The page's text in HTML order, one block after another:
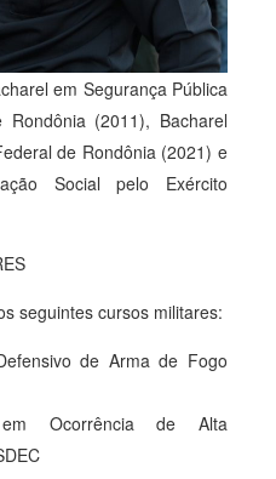
em Segurança Pública
(2011), Bacharel
de Rondônia (2021) e
Social pelo Exército
seguintes cursos militares:
de Arma de Fogo
em Ocorrência de Alta